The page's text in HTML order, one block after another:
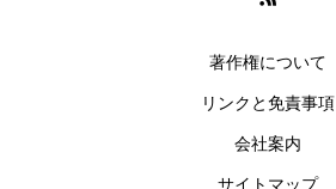
著作権について
リンクと免責事項
会社案内
サイトマップ